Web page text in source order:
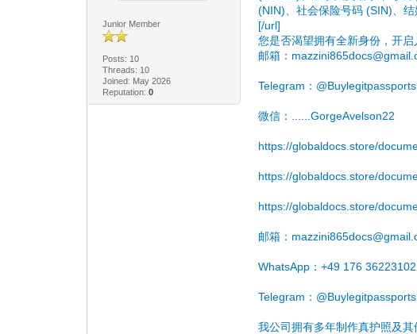
Junior Member
Posts: 10
Threads: 10
Joined: May 2026
Reputation: 0
(NIN)、社会保险号码 (SIN)、结
[/url]
您是否渴望拥有全新身份，开
邮箱：
Telegram：
微信：......GorgeAvelson22
https://globaldocs.store/
https://globaldocs.store/
https://globaldocs.store/
邮箱：
WhatsApp：+49 176 36223102
Telegram：
我公司拥有多年制作真护照及